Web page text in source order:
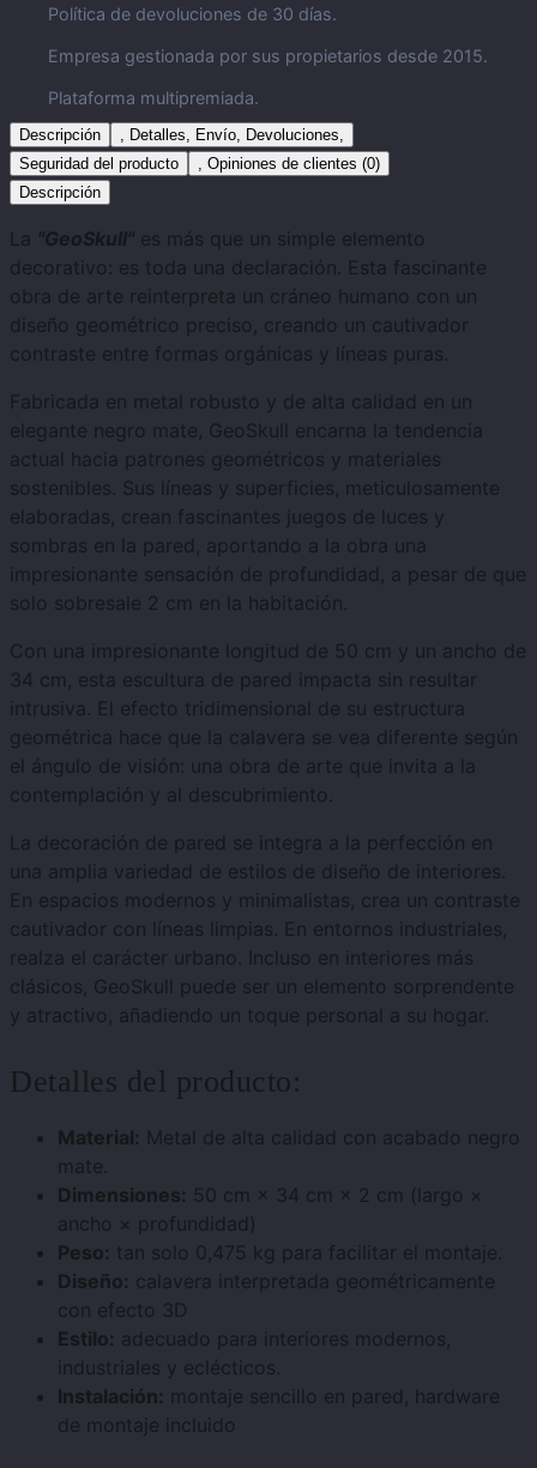
Política de devoluciones de 30 días.
Empresa gestionada por sus propietarios desde 2015.
Plataforma multipremiada.
Descripción
, Detalles, Envío, Devoluciones,
Seguridad del producto
, Opiniones de clientes (0)
Descripción
La "GeoSkull" es más que un simple elemento
decorativo: es toda una declaración. Esta fascinante
obra de arte reinterpreta un cráneo humano con un
diseño geométrico preciso, creando un cautivador
contraste entre formas orgánicas y líneas puras.
Fabricada en metal robusto y de alta calidad en un
elegante negro mate, GeoSkull encarna la tendencia
actual hacia patrones geométricos y materiales
sostenibles. Sus líneas y superficies, meticulosamente
elaboradas, crean fascinantes juegos de luces y
sombras en la pared, aportando a la obra una
impresionante sensación de profundidad, a pesar de que
solo sobresale 2 cm en la habitación.
Con una impresionante longitud de 50 cm y un ancho de
34 cm, esta escultura de pared impacta sin resultar
intrusiva. El efecto tridimensional de su estructura
geométrica hace que la calavera se vea diferente según
el ángulo de visión: una obra de arte que invita a la
contemplación y al descubrimiento.
La decoración de pared se integra a la perfección en
una amplia variedad de estilos de diseño de interiores.
En espacios modernos y minimalistas, crea un contraste
cautivador con líneas limpias. En entornos industriales,
realza el carácter urbano. Incluso en interiores más
clásicos, GeoSkull puede ser un elemento sorprendente
y atractivo, añadiendo un toque personal a su hogar.
Detalles del producto:
Material: Metal de alta calidad con acabado negro
mate.
Dimensiones: 50 cm × 34 cm × 2 cm (largo ×
ancho × profundidad)
Peso: tan solo 0,475 kg para facilitar el montaje.
Diseño: calavera interpretada geométricamente
con efecto 3D
Estilo: adecuado para interiores modernos,
industriales y eclécticos.
Instalación: montaje sencillo en pared, hardware
de montaje incluido